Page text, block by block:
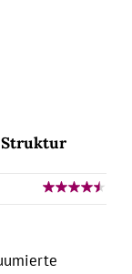
Struktur